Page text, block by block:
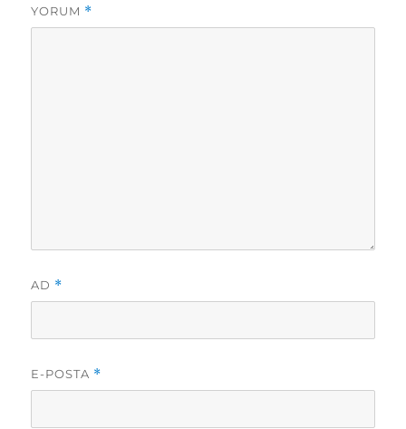
YORUM *
AD *
E-POSTA *